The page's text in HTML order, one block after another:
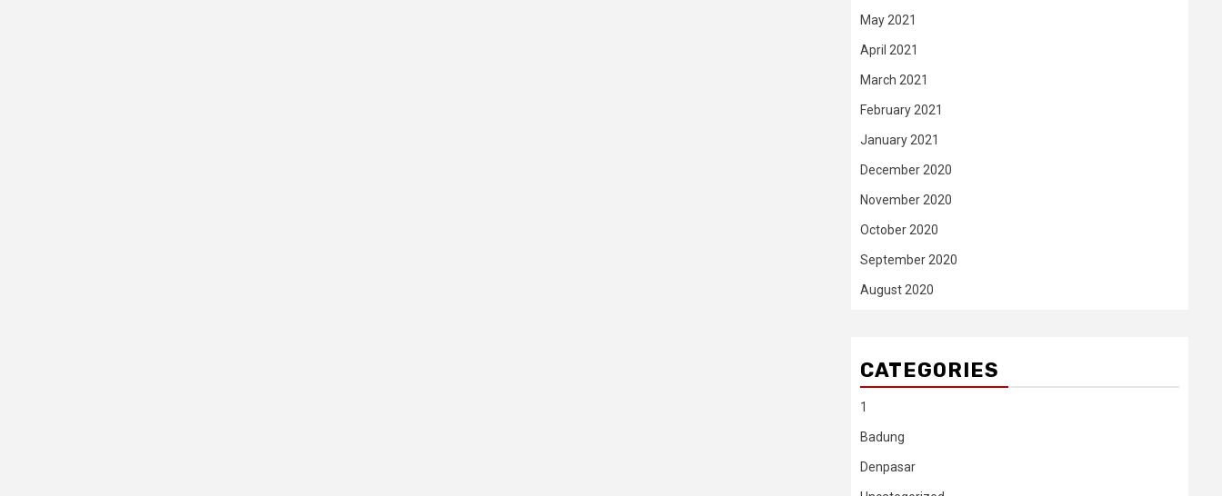
May 2021
April 2021
March 2021
February 2021
January 2021
December 2020
November 2020
October 2020
September 2020
August 2020
CATEGORIES
1
Badung
Denpasar